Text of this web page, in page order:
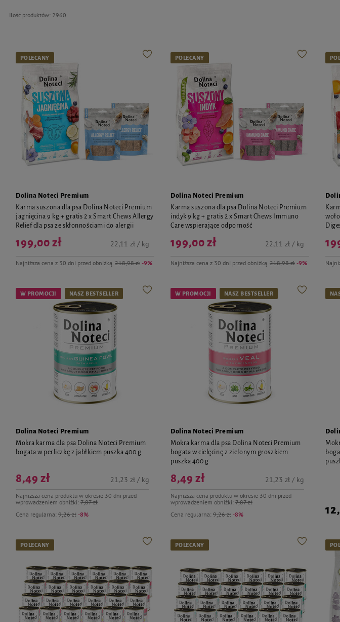
Ilość produktów: 2960
POLECANY
Dolina Noteci Premium
Karma suszona dla psa Dolina Noteci Premium
jagnięcina 9 kg + gratis 2 x Smart Chews Allergy
Relief dla psa ze skłonnościami do alergii
Najniższa cena z 30 dni przed obniżką 218,98 zł -9%
199,00 zł 22,11 zł / kg
POLECANY
Dolina Noteci Premium
Karma suszona dla psa Dolina Noteci Premium
indyk 9 kg + gratis 2 x Smart Chews Immuno
Care wspierające odporność
Najniższa cena z 30 dni przed obniżką 218,98 zł -9%
199,00 zł 22,11 zł / kg
W PROMOCJI NASZ BESTSELLER
Dolina Noteci Premium
Mokra karma dla psa Dolina Noteci Premium
bogata w perliczkę z jabłkiem puszka 400 g
Cena regularna: 9,26 zł -8%
8,49 zł
Najniższa cena produktu w okresie 30 dni przed
wprowadzeniem obniżki: 7,87 zł
21,23 zł / kg
W PROMOCJI NASZ BESTSELLER
Dolina Noteci Premium
Mokra karma dla psa Dolina Noteci Premium
bogata w cielęcinę z zielonym groszkiem
puszka 400 g
Cena regularna: 9,26 zł -8%
8,49 zł
Najniższa cena produktu w okresie 30 dni przed
wprowadzeniem obniżki: 7,87 zł
21,23 zł / kg
POLECANY POLECANY